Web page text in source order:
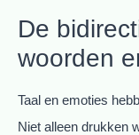
De
woorden
Taal en emoties
Niet alleen drukken